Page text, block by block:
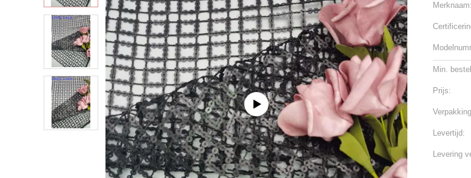
Merknaam:
Min.
Prijs:
Levertijd:
Levering